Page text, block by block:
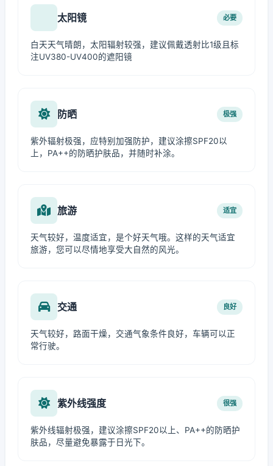
太阳镜 必要
白天天气晴朗，太阳辐射较强，建议佩戴透射比1级且标
注UV380-UV400的遮阳镜
防晒 极强
紫外辐射极强，应特别加强防护，建议涂擦SPF20以
上，PA++的防晒护肤品，并随时补涂。
旅游 适宜
天气较好，温度适宜，是个好天气哦。这样的天气适宜
旅游，您可以尽情地享受大自然的风光。
交通 良好
天气较好，路面干燥，交通气象条件良好，车辆可以正
常行驶。
紫外线强度 很强
紫外线辐射极强，建议涂擦SPF20以上、PA++的防晒护
肤品，尽量避免暴露于日光下。